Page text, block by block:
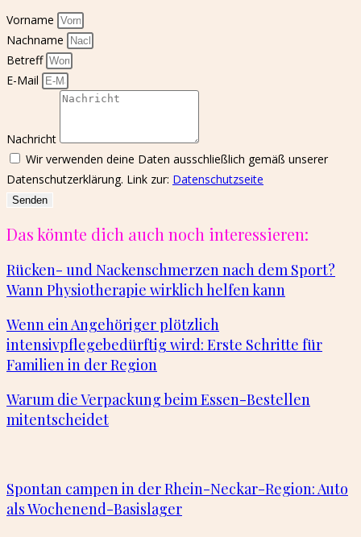
Vorname
Nachname
Betreff
E-Mail
Nachricht
Wir verwenden deine Daten ausschließlich gemäß unserer
Datenschutzerklärung. Link zur: Datenschutzseite
Senden
Das könnte dich auch noch interessieren:
Rücken- und Nackenschmerzen nach dem Sport?
Wann Physiotherapie wirklich helfen kann
Wenn ein Angehöriger plötzlich
intensivpflegebedürftig wird: Erste Schritte für
Familien in der Region
Warum die Verpackung beim Essen-Bestellen
mitentscheidet
Spontan campen in der Rhein-Neckar-Region: Auto
als Wochenend-Basislager